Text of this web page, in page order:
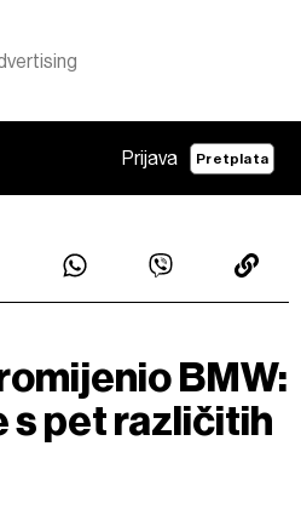
Prijava Pretplata
BMW:
s pet različitih